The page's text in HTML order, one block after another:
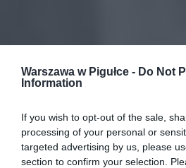
Warszawa w Pigułce - Do Not
Information
If you wish to opt-out of the sale,
processing of your personal or
targeted advertising by us, please
section to confirm your selection.